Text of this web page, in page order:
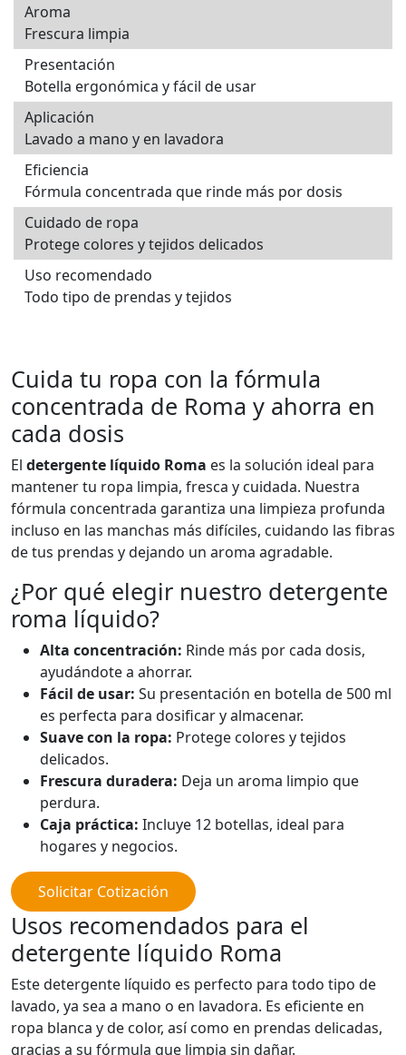
Aroma
Frescura limpia
Presentación
Botella ergonómica y fácil de usar
Aplicación
Lavado a mano y en lavadora
Eficiencia
Fórmula concentrada que rinde más por dosis
Cuidado de ropa
Protege colores y tejidos delicados
Uso recomendado
Todo tipo de prendas y tejidos
Cuida tu ropa con la fórmula
concentrada de Roma y ahorra en
cada dosis
El detergente líquido Roma es la solución ideal para
mantener tu ropa limpia, fresca y cuidada. Nuestra
fórmula concentrada garantiza una limpieza profunda
incluso en las manchas más difíciles, cuidando las fibras
de tus prendas y dejando un aroma agradable.
¿Por qué elegir nuestro detergente
roma líquido?
Alta concentración: Rinde más por cada dosis,
ayudándote a ahorrar.
Fácil de usar: Su presentación en botella de 500 ml
es perfecta para dosificar y almacenar.
Suave con la ropa: Protege colores y tejidos
delicados.
Frescura duradera: Deja un aroma limpio que
perdura.
Caja práctica: Incluye 12 botellas, ideal para
hogares y negocios.
Solicitar Cotización
Usos recomendados para el
detergente líquido Roma
Este detergente líquido es perfecto para todo tipo de
lavado, ya sea a mano o en lavadora. Es eficiente en
ropa blanca y de color, así como en prendas delicadas,
gracias a su fórmula que limpia sin dañar.